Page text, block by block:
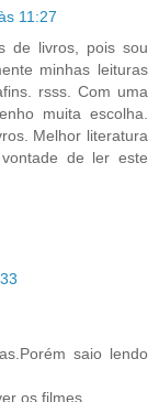
11:27
de livros, pois sou
minhas leituras
rsss. Com uma
muita escolha.
Melhor literatura
de ler este
saio lendo
os filmes.